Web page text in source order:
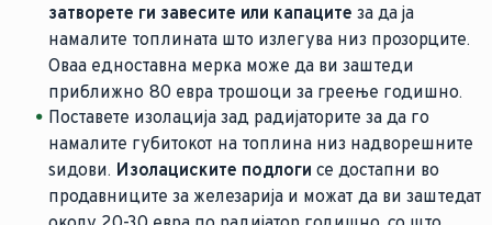
затворете ги завесите или капаците за да ја
намалите топлината што излегува низ прозорците.
Оваа едноставна мерка може да ви заштеди
приближно 80 евра трошоци за греење годишно.
Поставете изолација зад радијаторите за да го
намалите губитокот на топлина низ надворешните
ѕидови. Изолациските подлоги се достапни во
продавниците за железарија и можат да ви заштедат